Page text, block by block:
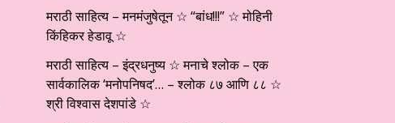
मराठी साहित्य – मनमंजुषेतून ☆ “बांध!!!” ☆ मोहिनी
किंहिकर हेडावू ☆
मराठी साहित्य – इंद्रधनुष्य ☆ मनाचे श्लोक – एक
सार्वकालिक ‘मनोपनिषद’… – श्लोक ८७ आणि ८८ ☆
श्री विश्वास देशपांडे ☆